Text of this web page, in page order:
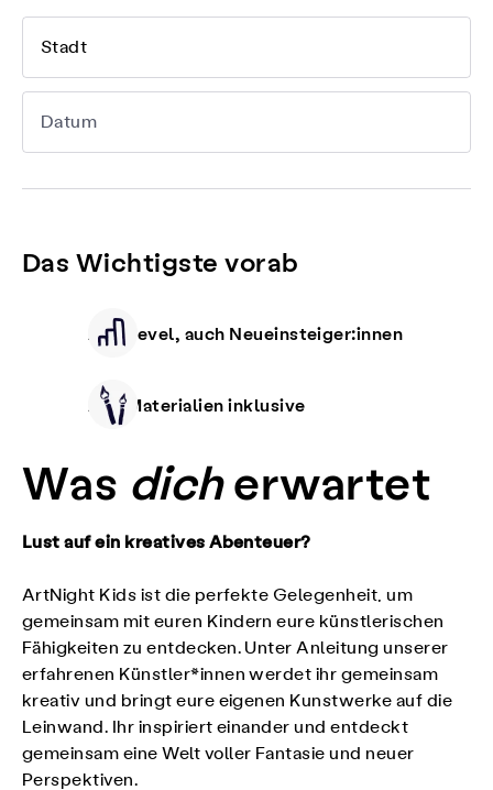
Stadt
Datum
Das Wichtigste vorab
Alle Level, auch Neueinsteiger:innen
Alle Materialien inklusive
Was dicherwartet
Lust auf ein kreatives Abenteuer?
ArtNight Kids ist die perfekte Gelegenheit, um
gemeinsam mit euren Kindern eure künstlerischen
Fähigkeiten zu entdecken. Unter Anleitung unserer
erfahrenen Künstler*innen werdet ihr gemeinsam
kreativ und bringt eure eigenen Kunstwerke auf die
Leinwand. Ihr inspiriert einander und entdeckt
gemeinsam eine Welt voller Fantasie und neuer
Perspektiven.